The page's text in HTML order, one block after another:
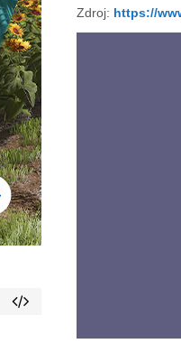
Zdroj: https://